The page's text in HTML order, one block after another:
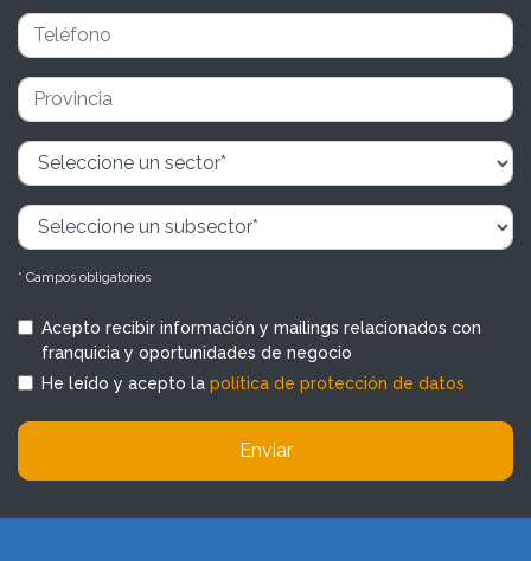
* Campos obligatorios
Acepto recibir información y mailings relacionados con
franquicia y oportunidades de negocio
He leído y acepto la política de protección de datos
Enviar